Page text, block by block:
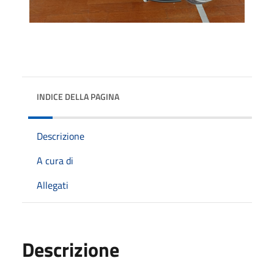
INDICE DELLA PAGINA
Descrizione
A cura di
Allegati
Descrizione